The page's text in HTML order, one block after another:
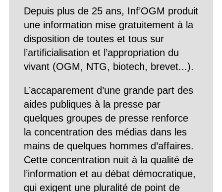
Depuis plus de 25 ans, Inf’OGM produit
une information mise gratuitement à la
disposition de toutes et tous sur
l’artificialisation et l’appropriation du
vivant (OGM, NTG, biotech, brevet...).
L’accaparement d’une grande part des
aides publiques à la presse par
quelques groupes de presse renforce
la concentration des médias dans les
mains de quelques hommes d’affaires.
Cette concentration nuit à la qualité de
l’information et au débat démocratique,
qui exigent une pluralité de point de